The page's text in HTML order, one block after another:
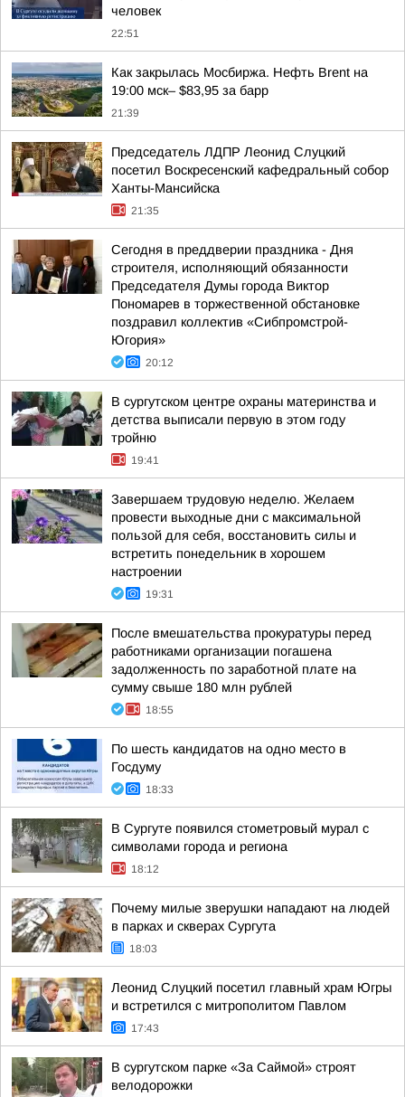
человек
22:51
Как закрылась Мосбиржа. Нефть Brent на
19:00 мск– $83,95 за барр
21:39
Председатель ЛДПР Леонид Слуцкий
посетил Воскресенский кафедральный собор
Ханты-Мансийска
21:35
Сегодня в преддверии праздника - Дня
строителя, исполняющий обязанности
Председателя Думы города Виктор
Пономарев в торжественной обстановке
поздравил коллектив «Сибпромстрой-
Югория»
20:12
В сургутском центре охраны материнства и
детства выписали первую в этом году
тройню
19:41
Завершаем трудовую неделю. Желаем
провести выходные дни с максимальной
пользой для себя, восстановить силы и
встретить понедельник в хорошем
настроении
19:31
После вмешательства прокуратуры перед
работниками организации погашена
задолженность по заработной плате на
сумму свыше 180 млн рублей
18:55
По шесть кандидатов на одно место в
Госдуму
18:33
В Сургуте появился стометровый мурал с
символами города и региона
18:12
Почему милые зверушки нападают на людей
в парках и скверах Сургута
18:03
Леонид Слуцкий посетил главный храм Югры
и встретился с митрополитом Павлом
17:43
В сургутском парке «За Саймой» строят
велодорожки